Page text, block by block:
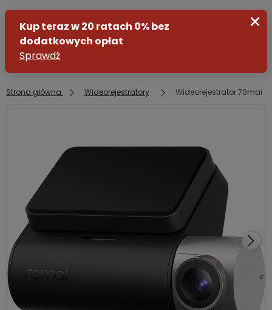
Strona główna Wideorejestratory Wideorejestrator 70mai